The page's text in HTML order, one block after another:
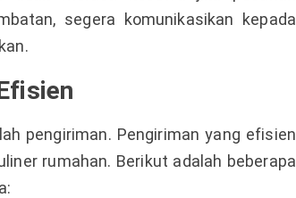
segera komunikasikan kepada
pengiriman. Pengiriman yang efisien
rumahan. Berikut adalah beberapa